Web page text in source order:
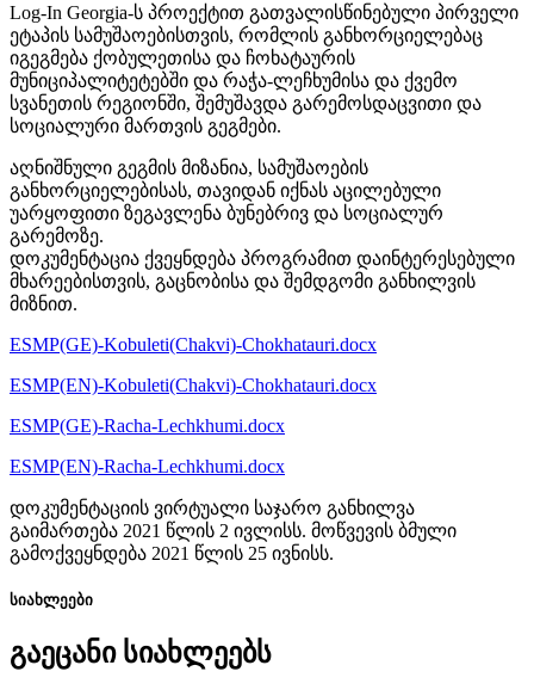
Log-In Georgia-ს პროექტით გათვალისწინებული პირველი
ეტაპის სამუშაოებისთვის, რომლის განხორციელებაც
იგეგმება ქობულეთისა და ჩოხატაურის
მუნიციპალიტეტებში და რაჭა-ლეჩხუმისა და ქვემო
სვანეთის რეგიონში, შემუშავდა გარემოსდაცვითი და
სოციალური მართვის გეგმები.
აღნიშნული გეგმის მიზანია, სამუშაოების
განხორციელებისას, თავიდან იქნას აცილებული
უარყოფითი ზეგავლენა ბუნებრივ და სოციალურ
გარემოზე.
დოკუმენტაცია ქვეყნდება პროგრამით დაინტერესებული
მხარეებისთვის, გაცნობისა და შემდგომი განხილვის
მიზნით.
ESMP(GE)-Kobuleti(Chakvi)-Chokhatauri.docx
ESMP(EN)-Kobuleti(Chakvi)-Chokhatauri.docx
ESMP(GE)-Racha-Lechkhumi.docx
ESMP(EN)-Racha-Lechkhumi.docx
დოკუმენტაციის ვირტუალი საჯარო განხილვა
გაიმართება 2021 წლის 2 ივლისს. მოწვევის ბმული
გამოქვეყნდება 2021 წლის 25 ივნისს.
სიახლეები
გაეცანი სიახლეებს